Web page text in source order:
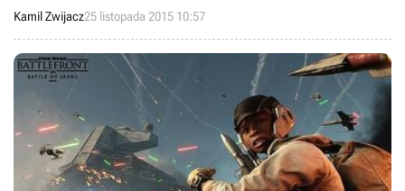
się m.in. Wiedźmin 3: Dziki Gon, którego kupicie za około 85 zł.
Kamil Zwijacz25 listopada 2015 10:57